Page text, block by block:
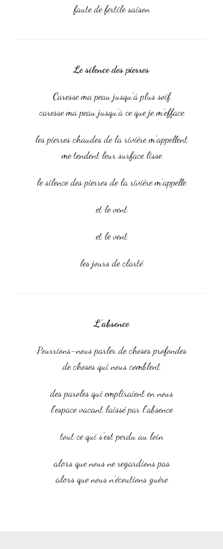
faute de fertile saison
Le silence des pierres
Caresse ma peau jusqu’à plus soif
caresse ma peau jusqu’à ce que je m’efface
les pierres chaudes de la rivière m’appellent
me tendent leur surface lisse
le silence des pierres de la rivière m’appelle
et le vent
et le vent
les jours de clarté
L’absence
Pourrions-nous parler de choses profondes
de choses qui nous comblent
des paroles qui empliraient en nous
l’espace vacant laissé par l’absence
tout ce qui s’est perdu au loin
alors que nous ne regardions pas
alors que nous n’écoutions guère